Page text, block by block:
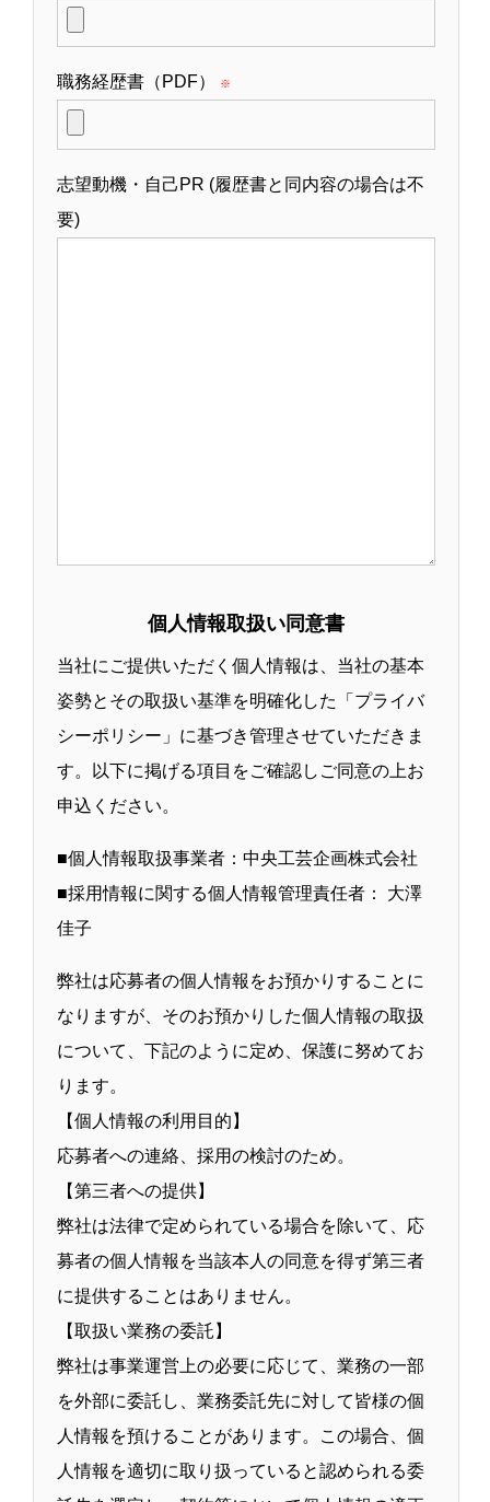
職務経歴書（PDF） ※
志望動機・自己PR (履歴書と同内容の場合は不
要)
個人情報取扱い同意書
当社にご提供いただく個人情報は、当社の基本
姿勢とその取扱い基準を明確化した「プライバ
シーポリシー」に基づき管理させていただきま
す。以下に掲げる項目をご確認しご同意の上お
申込ください。
■個人情報取扱事業者：中央工芸企画株式会社
■採用情報に関する個人情報管理責任者： 大澤
佳子
弊社は応募者の個人情報をお預かりすることに
なりますが、そのお預かりした個人情報の取扱
について、下記のように定め、保護に努めてお
ります。
【個人情報の利用目的】
応募者への連絡、採用の検討のため。
【第三者への提供】
弊社は法律で定められている場合を除いて、応
募者の個人情報を当該本人の同意を得ず第三者
に提供することはありません。
【取扱い業務の委託】
弊社は事業運営上の必要に応じて、業務の一部
を外部に委託し、業務委託先に対して皆様の個
人情報を預けることがあります。この場合、個
人情報を適切に取り扱っていると認められる委